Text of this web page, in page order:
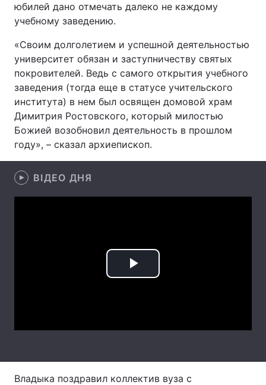
Головна Війна
Україна Політика
Економіка Світ
Спорт
Техно і зв'язок Лайт
Туризм
Погода
Лонгріди
Відео з Youtube Статті
юбилей дано отмечать далеко не каждому
учебному заведению.
«Своим долголетием и успешной деятельностью
университет обязан и заступничеству святых
покровителей. Ведь с самого открытия учебного
заведения (тогда еще в статусе учительского
института) в нем был освящен домовой храм
Димитрия Ростовского, который милостью
Божией возобновил деятельность в прошлом
году», – сказал архиепископ.
ВІДЕО ДНЯ
Play
Владыка поздравил коллектив вуза с